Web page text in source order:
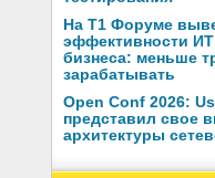
На Т1 Форуме
эффективности ИТ
бизнеса: меньше
зарабатывать
Open Conf 2026:
представил свое
архитектуры